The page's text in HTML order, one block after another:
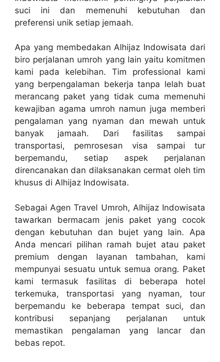
suci ini dan memenuhi kebutuhan dan
preferensi unik setiap jemaah.
Apa yang membedakan Alhijaz Indowisata dari
biro perjalanan umroh yang lain yaitu komitmen
kami pada kelebihan. Tim professional kami
yang berpengalaman bekerja tanpa lelah buat
merancang paket yang tidak cuma memenuhi
kewajiban agama umroh namun juga memberi
pengalaman yang nyaman dan mewah untuk
banyak jamaah. Dari fasilitas sampai
transportasi, pemrosesan visa sampai tur
berpemandu, setiap aspek perjalanan
direncanakan dan dilaksanakan cermat oleh tim
khusus di Alhijaz Indowisata.
Sebagai Agen Travel Umroh, Alhijaz Indowisata
tawarkan bermacam jenis paket yang cocok
dengan kebutuhan dan bujet yang lain. Apa
Anda mencari pilihan ramah bujet atau paket
premium dengan layanan tambahan, kami
mempunyai sesuatu untuk semua orang. Paket
kami termasuk fasilitas di beberapa hotel
terkemuka, transportasi yang nyaman, tour
berpemandu ke beberapa tempat suci, dan
kontribusi sepanjang perjalanan untuk
memastikan pengalaman yang lancar dan
bebas repot.